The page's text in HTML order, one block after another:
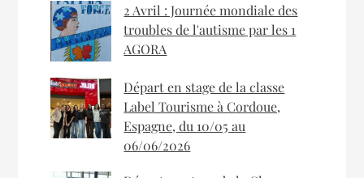
2 Avril : Journée mondiale des
troubles de l'autisme par les 1
AGORA
Départ en stage de la classe
Label Tourisme à Cordoue,
Espagne, du 10/05 au
06/06/2026